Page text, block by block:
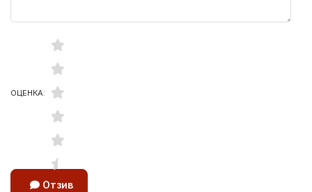
ОЦЕНКА:
Отзив